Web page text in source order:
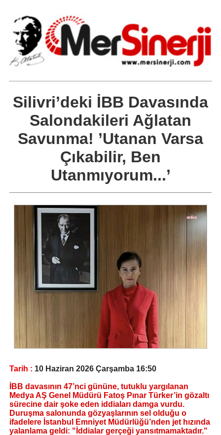
Silivri’deki İBB Davasında
Salondakileri Ağlatan
Savunma! ’Utanan Varsa
Çıkabilir, Ben
Utanmıyorum...’
Tarih : 10 Haziran 2026 Çarşamba 16:50
İBB davasının 47’nci gününe, tutuklu yargılanan
Medya AŞ Genel Müdürü Fatoş Pınar Türker’in gözaltı
sürecine dair şoke eden iddiaları damga vurdu.
Duruşma salonunda gözyaşlarının sel olduğu o
ifadelere İstanbul Emniyet Müdürlüğü’nden jet hızında
yalanlama geldi: "İddialar gerçeği yansıtmamaktadır."